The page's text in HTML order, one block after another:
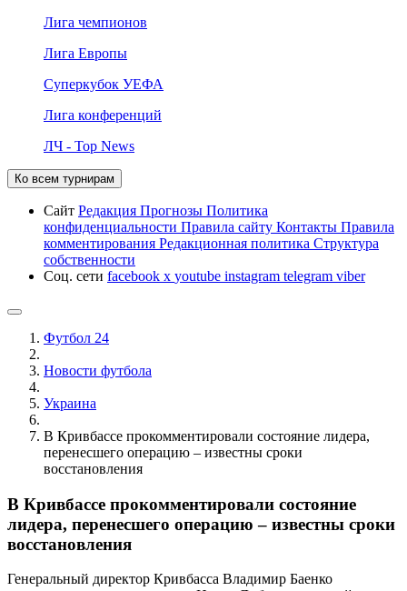
Лига чемпионов
Лига Европы
Суперкубок УЕФА
Лига конференций
ЛЧ - Top News
Ко всем турнирам
Сайт Редакция Прогнозы Политика
конфиденциальности Правила сайту Контакты Правила
комментирования Редакционная политика Структура
собственности
Соц. сети facebook x youtube instagram telegram viber
Футбол 24
Новости футбола
Украина
В Кривбассе прокомментировали состояние лидера,
перенесшего операцию – известны сроки
восстановления
В Кривбассе прокомментировали состояние
лидера, перенесшего операцию – известны сроки
восстановления
Генеральный директор Кривбасса Владимир Баенко